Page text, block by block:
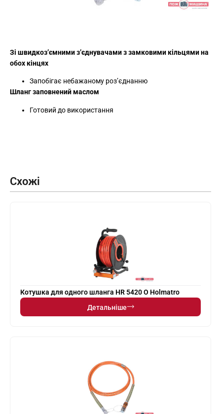
Зі швидкоз’ємними з’єднувачами з замковими кільцями на
обох кінцях
Запобігає небажаному роз’єднанню
Шланг заповнений маслом
Готовий до використання
Схожі
Котушка для одного шланга HR 5420 O Holmatro
Детальніше